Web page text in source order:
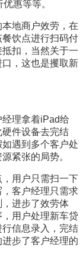
惠等等。
地商户效劳，在
饮点进行扫码付
扣，当然关于一
，这也是攫取新
理拿着iPad给
件设备去完结
遇到多个客户处
紧张的局势。
用户只需扫一下
客户经理只需求
进步了效劳体
用户处理新车贷
信息录入，完结
步了客户经理的